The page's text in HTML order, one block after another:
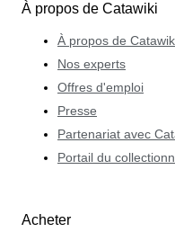
À propos de Catawiki
À propos de
Nos experts
Offres d'emploi
Presse
Partenariat avec
Portail du
Acheter